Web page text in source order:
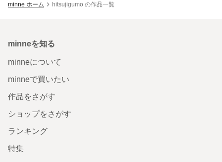
minne ホーム hitsujigumo の作品一覧
minneを知る
minneについて
minneで買いたい
作品をさがす
ショップをさがす
ランキング
特集